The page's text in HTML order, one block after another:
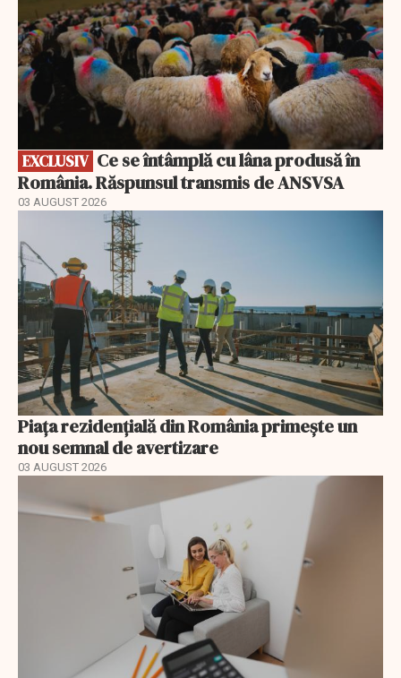
EXCLUSIV
România. Răspunsul transmis de ANSVSA
03 AUGUST 2026
Piața rezidențială din România primește un
nou semnal de avertizare
03 AUGUST 2026